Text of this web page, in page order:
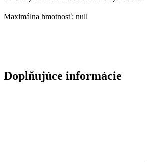
Maximálna hmotnosť: null
Doplňujúce informácie